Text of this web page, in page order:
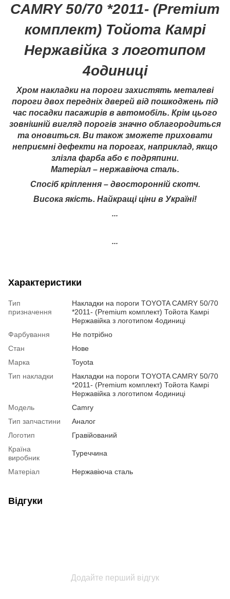
CAMRY 50/70 *2011- (Premium
комплект) Тойота Камрі
Нержавійка з логотипом
4одиниці
Хром накладки на пороги захистять металеві
пороги двох передніх дверей від пошкоджень під
час посадки пасажирів в автомобіль. Крім цього
зовнішній вигляд порогів значно облагородиться
та оновиться. Ви також зможете приховати
неприємні дефекти на порогах, наприклад, якщо
злізла фарба або є подряпини.
Матеріал – нержавіюча сталь.
Спосіб кріплення – двосторонній скотч.
Висока якість. Найкращі ціни в Україні!
...
...
Характеристики
Тип
призначення
Накладки на пороги TOYOTA CAMRY 50/70
*2011- (Premium комплект) Тойота Камрі
Нержавійка з логотипом 4одиниці
Фарбування
Не потрібно
Стан
Нове
Марка
Toyota
Тип накладки
Накладки на пороги TOYOTA CAMRY 50/70
*2011- (Premium комплект) Тойота Камрі
Нержавійка з логотипом 4одиниці
Модель
Camry
Тип запчастини
Аналог
Логотип
Гравійований
Країна
виробник
Туреччина
Матеріал Нержавіюча сталь
Відгуки
Додайте перший відгук